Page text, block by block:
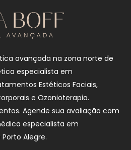
avançada na zona norte de
especialista em
Estéticos Faciais,
e Ozonioterapia.
Agende sua avaliação com
especialista em
Alegre.